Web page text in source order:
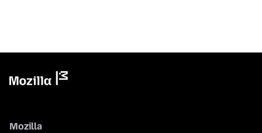
Mozilla